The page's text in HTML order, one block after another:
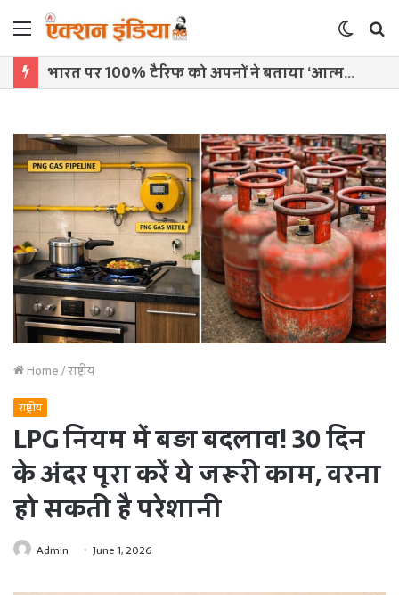
Menu
Switch
skin
भारत पर 100% टैरिफ को अपनों ने बताया ‘आत्मघाती कदम’, ट्रंप प्रशासन पर उठे सवाल
Home/राष्ट्रीय
राष्ट्रीय
LPG नियम में बड़ा बदलाव! 30 दिन
के अंदर पूरा करें ये जरूरी काम, वरना
हो सकती है परेशानी
Admin June 1, 2026